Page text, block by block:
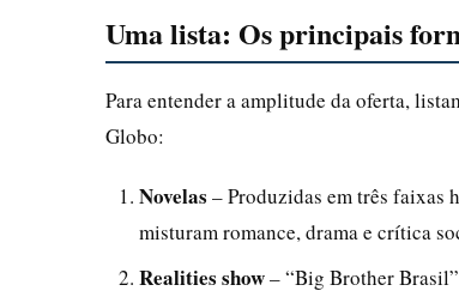
Uma lista: Os principais
Para entender a amplitude da oferta,
Globo:
Novelas – Produzidas em três faixas
misturam romance, drama e crítica
Realities show– “Big Brother